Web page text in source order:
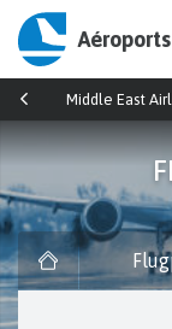
Aéroports
Middle East